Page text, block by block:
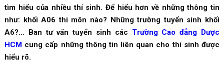
tìm hiểu của nhiều thí sinh. Để hiểu hơn về những thông tin
như: khối A06 thi môn nào? Những trường tuyển sinh khối
A6?… Ban tư vấn tuyển sinh các Trường Cao đẳng Dược
HCMcung cấp những thông tin liên quan cho thí sinh được
hiểu rõ.